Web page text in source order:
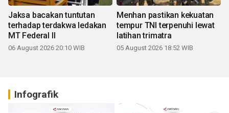
Jaksa bacakan tuntutan
terhadap terdakwa ledakan
MT Federal II
06 August 2026 20:10 WIB
Menhan pastikan kekuatan
tempur TNI terpenuhi lewat
latihan trimatra
05 August 2026 18:52 WIB
Infografik